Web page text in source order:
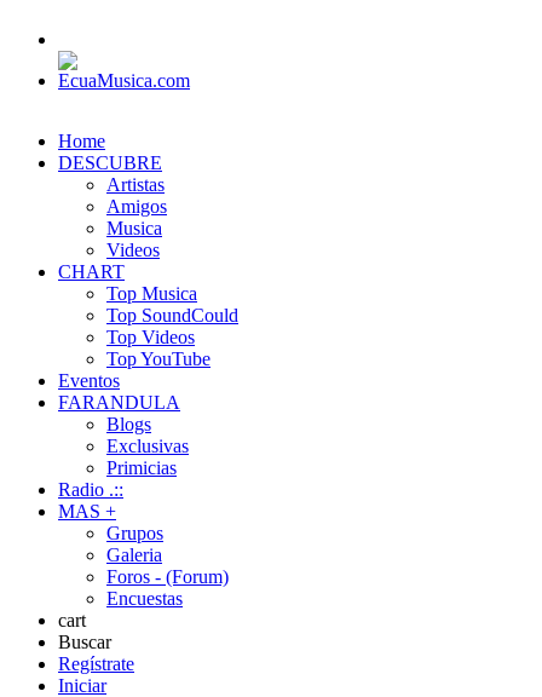
Home
DESCUBRE
Artistas
Amigos
Musica
Videos
CHART
Top Musica
Top SoundCould
Top Videos
Top YouTube
Eventos
FARANDULA
Blogs
Exclusivas
Primicias
Radio .::
MAS +
Grupos
Galeria
Foros - (Forum)
Encuestas
cart
Buscar
Regístrate
Iniciar